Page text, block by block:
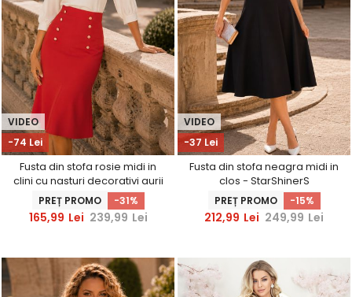
-74 Lei
VIDEO
Fusta din stofa rosie midi in
clini cu nasturi decorativi aurii
- StarShinerS
PREȚ PROMO -31%
165,99 Lei 239,99 Lei
-37 Lei
VIDEO
Fusta din stofa neagra midi in
clos - StarShinerS
PREȚ PROMO -15%
212,99 Lei 249,99 Lei